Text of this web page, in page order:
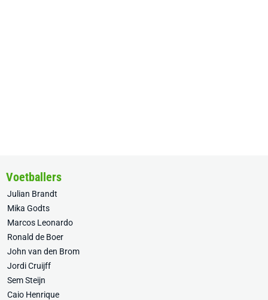
Voetballers
Julian Brandt
Mika Godts
Marcos Leonardo
Ronald de Boer
John van den Brom
Jordi Cruijff
Sem Steijn
Caio Henrique